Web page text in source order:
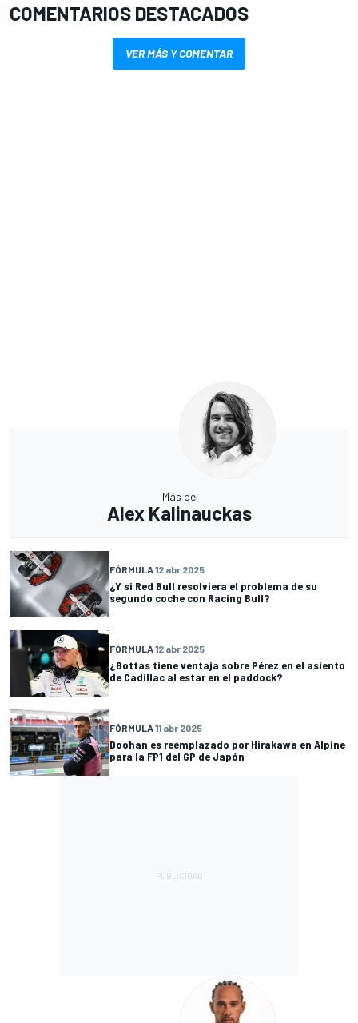
COMENTARIOS DESTACADOS
VER MÁS Y COMENTAR
Más de
Alex Kalinauckas
FÓRMULA 12 abr 2025
¿Y si Red Bull resolviera el problema de su
segundo coche con Racing Bull?
FÓRMULA 12 abr 2025
¿Bottas tiene ventaja sobre Pérez en el asiento
de Cadillac al estar en el paddock?
FÓRMULA 11 abr 2025
Doohan es reemplazado por Hirakawa en Alpine
para la FP1 del GP de Japón